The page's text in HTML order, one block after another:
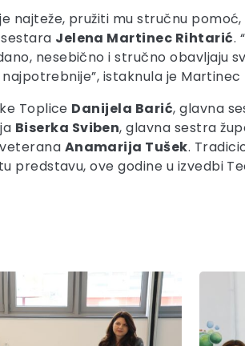
najteže, pružiti mu stručnu
Jelena Martinec Rihtarić.
nesebično i stručno obavljaju
istaknula je Martinec
Toplice Danijela Barić, glavna
Biserka Sviben, glavna sestra
Anamarija Tušek.
predstavu, ove godine u izvedbi